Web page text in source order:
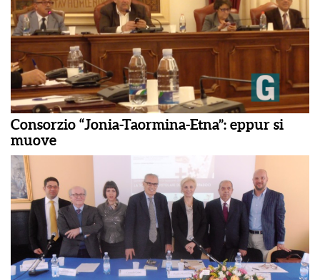
Consorzio “Jonia-Taormina-Etna”: eppur si
muove